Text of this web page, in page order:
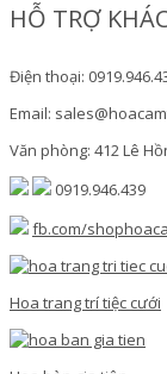
HỖ TRỢ
Điện thoại:
Email:
Văn phòng: 412 Lê
0919.946.439
fb.com/
Hoa trang trí tiệc cưới